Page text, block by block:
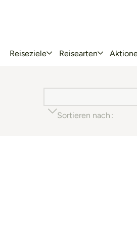
Reiseziele Reisearten
Sortieren nach